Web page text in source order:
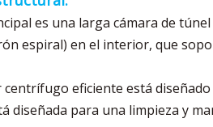
es una larga cámara de
espiral) en el interior, que
eficiente está
diseñada para una limpieza y